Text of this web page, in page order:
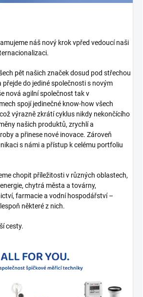
náš nový krok vpřed vedoucí naši
pět našich značek dosud pod střechou
přejde do jediné společnosti s novým
nová agilní společnost tak v
spojí jedinečné know-how všech
výrazně zkrátí cyklus nikdy nekončícího
našich produktů, zrychlí a
a přinese nové inovace. Zároveň
s námi a přístup k celému portfoliu
chopit příležitosti v různých oblastech,
chytrá města a továrny,
farmacie a vodní hospodářství –
některé z nich.
cesty.